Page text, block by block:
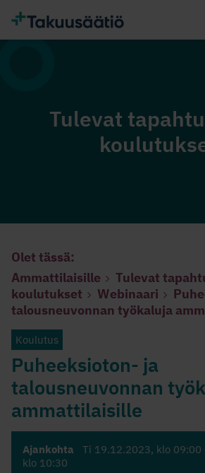
Tulevat
Olet tässä:
Ammattilaisille
Tulevat
koulutukset
Webinaari
talousneuvonnan työkaluja
Koulutus
Puheeksioton- ja
talousneuvonnan
ammattilaisille
Ajankohta Ti 19.12.2023, klo 09:00
klo 10:30